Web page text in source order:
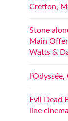
Cretton,
Stone
Main
Watts &
Evil Dead
line cinema